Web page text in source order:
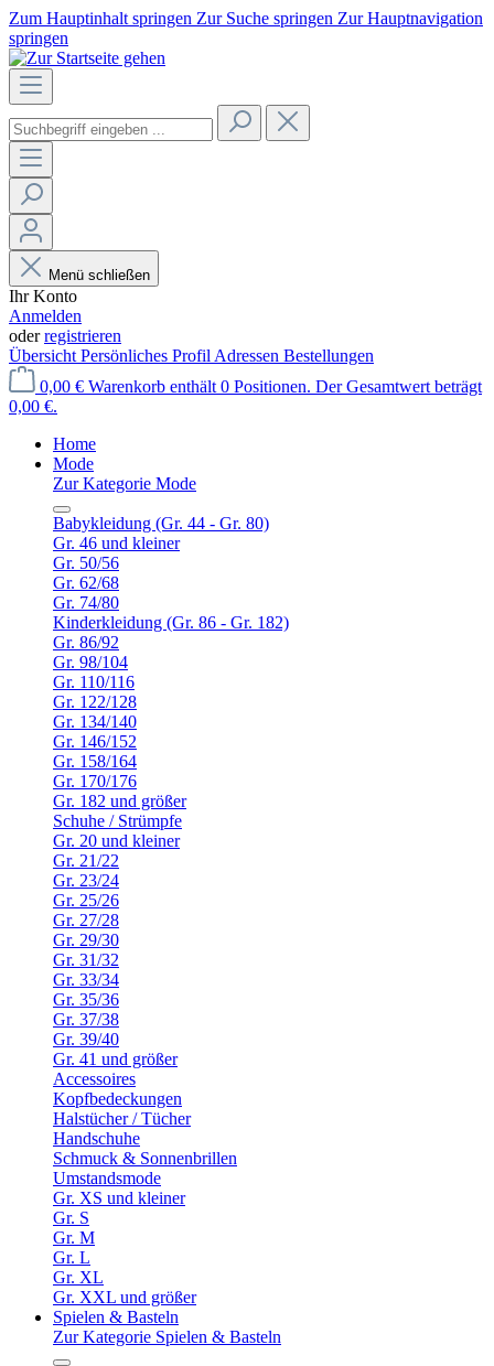
Zum Hauptinhalt springen Zur Suche springen Zur Hauptnavigation
springen
Menü schließen
Ihr Konto
Anmelden
oderregistrieren
Übersicht Persönliches Profil Adressen Bestellungen
0,00 € Warenkorb enthält 0 Positionen. Der Gesamtwert beträgt
0,00 €.
Home
Mode
Zur Kategorie Mode
Babykleidung (Gr. 44 - Gr. 80)
Gr. 46 und kleiner
Gr. 50/56
Gr. 62/68
Gr. 74/80
Kinderkleidung (Gr. 86 - Gr. 182)
Gr. 86/92
Gr. 98/104
Gr. 110/116
Gr. 122/128
Gr. 134/140
Gr. 146/152
Gr. 158/164
Gr. 170/176
Gr. 182 und größer
Schuhe / Strümpfe
Gr. 20 und kleiner
Gr. 21/22
Gr. 23/24
Gr. 25/26
Gr. 27/28
Gr. 29/30
Gr. 31/32
Gr. 33/34
Gr. 35/36
Gr. 37/38
Gr. 39/40
Gr. 41 und größer
Accessoires
Kopfbedeckungen
Halstücher / Tücher
Handschuhe
Schmuck & Sonnenbrillen
Umstandsmode
Gr. XS und kleiner
Gr. S
Gr. M
Gr. L
Gr. XL
Gr. XXL und größer
Spielen & Basteln
Zur Kategorie Spielen & Basteln